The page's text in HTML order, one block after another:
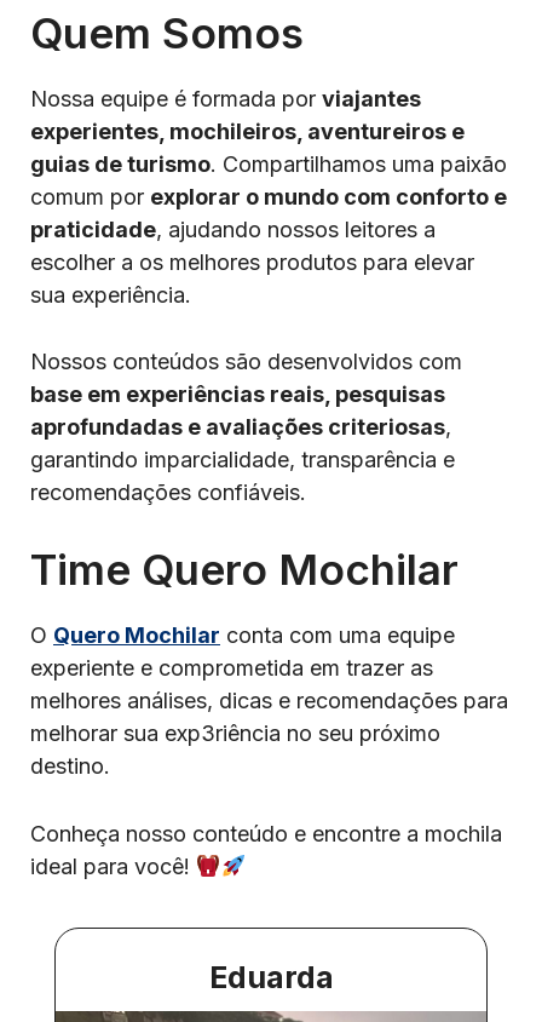
Quem Somos
Nossa equipe é formada por viajantes
experientes, mochileiros, aventureiros e
guias de turismo. Compartilhamos uma paixão
comum por explorar o mundo com conforto e
praticidade, ajudando nossos leitores a
escolher a os melhores produtos para elevar
sua experiência.
Nossos conteúdos são desenvolvidos com
base em experiências reais, pesquisas
aprofundadas e avaliações criteriosas,
garantindo imparcialidade, transparência e
recomendações confiáveis.
Time Quero Mochilar
O Quero Mochilar conta com uma equipe
experiente e comprometida em trazer as
melhores análises, dicas e recomendações para
melhorar sua exp3riência no seu próximo
destino.
Conheça nosso conteúdo e encontre a mochila
ideal para você!
Eduarda